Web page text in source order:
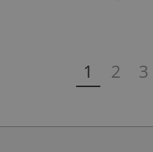
1 2 3